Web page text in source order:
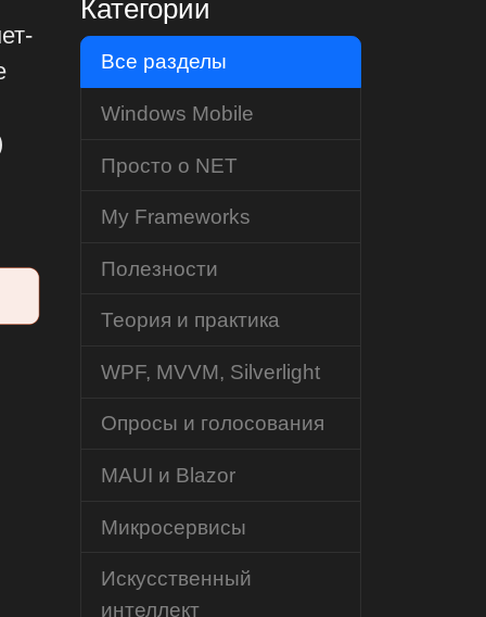
Категории
Все разделы
Windows Mobile
Просто о NET
My Frameworks
Полезности
Теория и практика
WPF, MVVM, Silverlight
Опросы и голосования
MAUI и Blazor
Микросервисы
Искусственный
интеллект